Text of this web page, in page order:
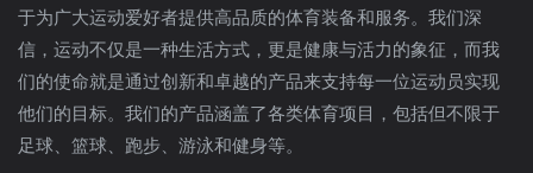
于为广大运动爱好者提供高品质的体育装备和服务。我们深
信，运动不仅是一种生活方式，更是健康与活力的象征，而我
们的使命就是通过创新和卓越的产品来支持每一位运动员实现
他们的目标。我们的产品涵盖了各类体育项目，包括但不限于
足球、篮球、跑步、游泳和健身等。